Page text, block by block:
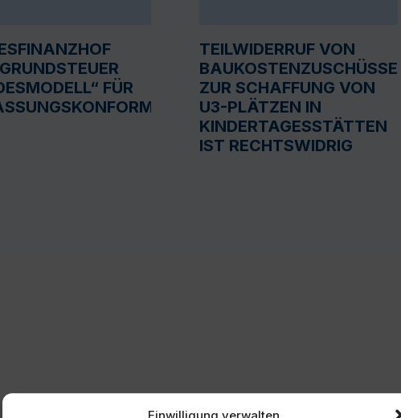
FÜR
TEILWIDERRUF VON
BAUKOSTENZUSCHÜSSEN
ZUR SCHAFFUNG VON
U3-PLÄTZEN IN
KINDERTAGESSTÄTTEN
IST RECHTSWIDRIG